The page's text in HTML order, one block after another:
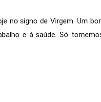
no signo de Virgem. Um
e à saúde. Só